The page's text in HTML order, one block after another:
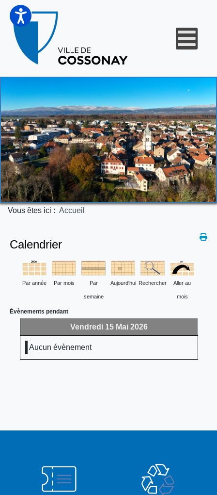
Vous êtes ici : Accueil
Calendrier
Par année Par mois Par
semaine
Aujourd'hui Rechercher Aller au
mois
Évènements pendant
Vendredi 15 Mai 2026
Aucun évènement